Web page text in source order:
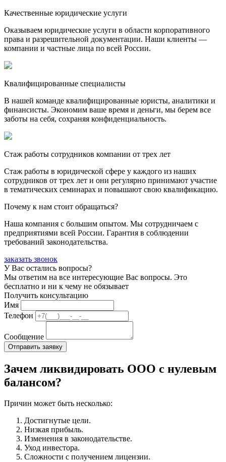
Качественные юридические услуги
Оказываем юридические услуги в области корпоративного
права и разрешительной документации. Наши клиенты —
компании и частные лица по всей России.
Квалифицированные специалисты
В нашей команде квалифицированные юристы, аналитики и
финансисты. Экономим ваше время и деньги, мы берем все
заботы на себя, сохраняя конфиденциальность.
Стаж работы сотрудников компании от трех лет
Стаж работы в юридической сфере у каждого из наших
сотрудников от трех лет и они регулярно принимают участие
в тематических семинарах и повышают свою квалификацию.
Почему к нам стоит обращаться?
Наша компания с большим опытом. Мы сотрудничаем с
предприятиями всей России. Гарантия в соблюдении
требований законодательства.
заказать звонок
У Вас остались вопросы?
Мы ответим на все интересующие Вас вопросы. Это
бесплатно и ни к чему не обязывает
Получить консультацию
Имя
Телефон
Сообщение
Зачем ликвидировать ООО с нулевым
балансом?
Причин может быть несколько:
Достигнутые цели.
Низкая прибыль.
Изменения в законодательстве.
Уход инвестора.
Сложности с получением лицензии.